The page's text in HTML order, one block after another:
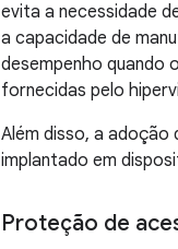
evita a necessidade
a capacidade de
desempenho quando
fornecidas pelo
Além disso, a adoção
implantado em
Proteção de